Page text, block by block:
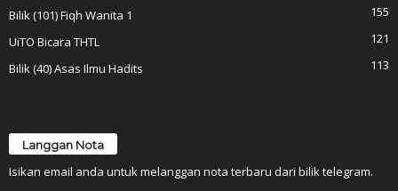
Bilik (101) Fiqh Wanita 1
155
UiTO Bicara THTL
121
Bilik (40) Asas Ilmu Hadits
113
Langgan Nota
Isikan email anda untuk melanggan nota terbaru dari bilik telegram.